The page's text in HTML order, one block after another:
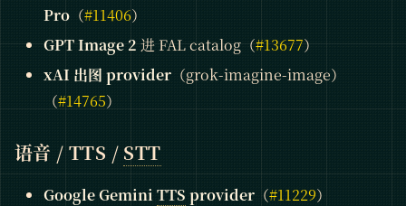
Pro （#11406）
GPT Image 2进 FAL catalog（#13677）
xAI 出图 provider （grok-imagine-image）
（#14765）
语音 / TTS / STT
Google Gemini TTS provider （#11229）